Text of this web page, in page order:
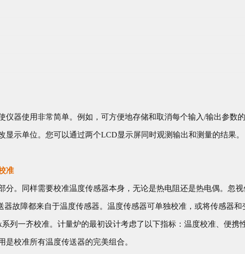
仪器使用非常简单。例如，可方便地存储和取消每个输入/输出参数
示单位。您可以通过两个LCD显示屏同时观测输出和测量的结果。
准
。同样需要校准温度传感器本身，无论是热电阻还是热电偶。忽视
器故障都来自于温度传感器。温度传感器可单独校准，或将传感器和
列一齐校准。计量炉的最初设计考虑了以下指标：温度校准、便携
是校准所有温度传送器的完美组合。